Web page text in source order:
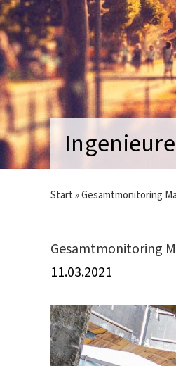
Start »Gesamtmonitoring
Gesamtmonitoring
11.03.2021
Zeige
grösseres
Bild